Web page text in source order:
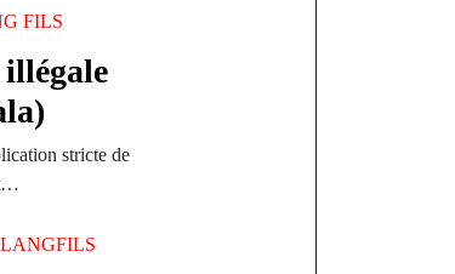
FILS
illégale
stricte de
LANGFILS